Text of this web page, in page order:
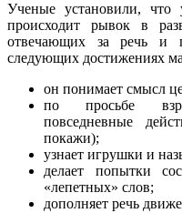
Ученые установили,
происходит рывок в
отвечающих за речь и
следующих достижениях
он понимает смысл
по просьбе
повседневные
покажи);
узнает игрушки и
делает попытки
«лепетных» слов;
дополняет речь